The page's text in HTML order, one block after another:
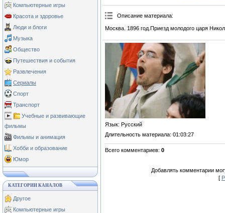
Компьютерные игры
Красота и здоровье
Люди и блоги
Музыка
Общество
Путешествия и события
Развлечения
Сериалы
Спорт
Транспорт
Учебные и развивающие
фильмы
Фильмы и анимация
Хобби и образование
Юмор
КАТЕГОРИИ КАНАЛОВ
Другое
Компьютерные игры
Описание материала:
Москва. 1896 год.Приезд молодого царя
Язык: Русский
Длительность материала: 01:03:27
Всего комментариев: 0
Добавлять комментарии
[